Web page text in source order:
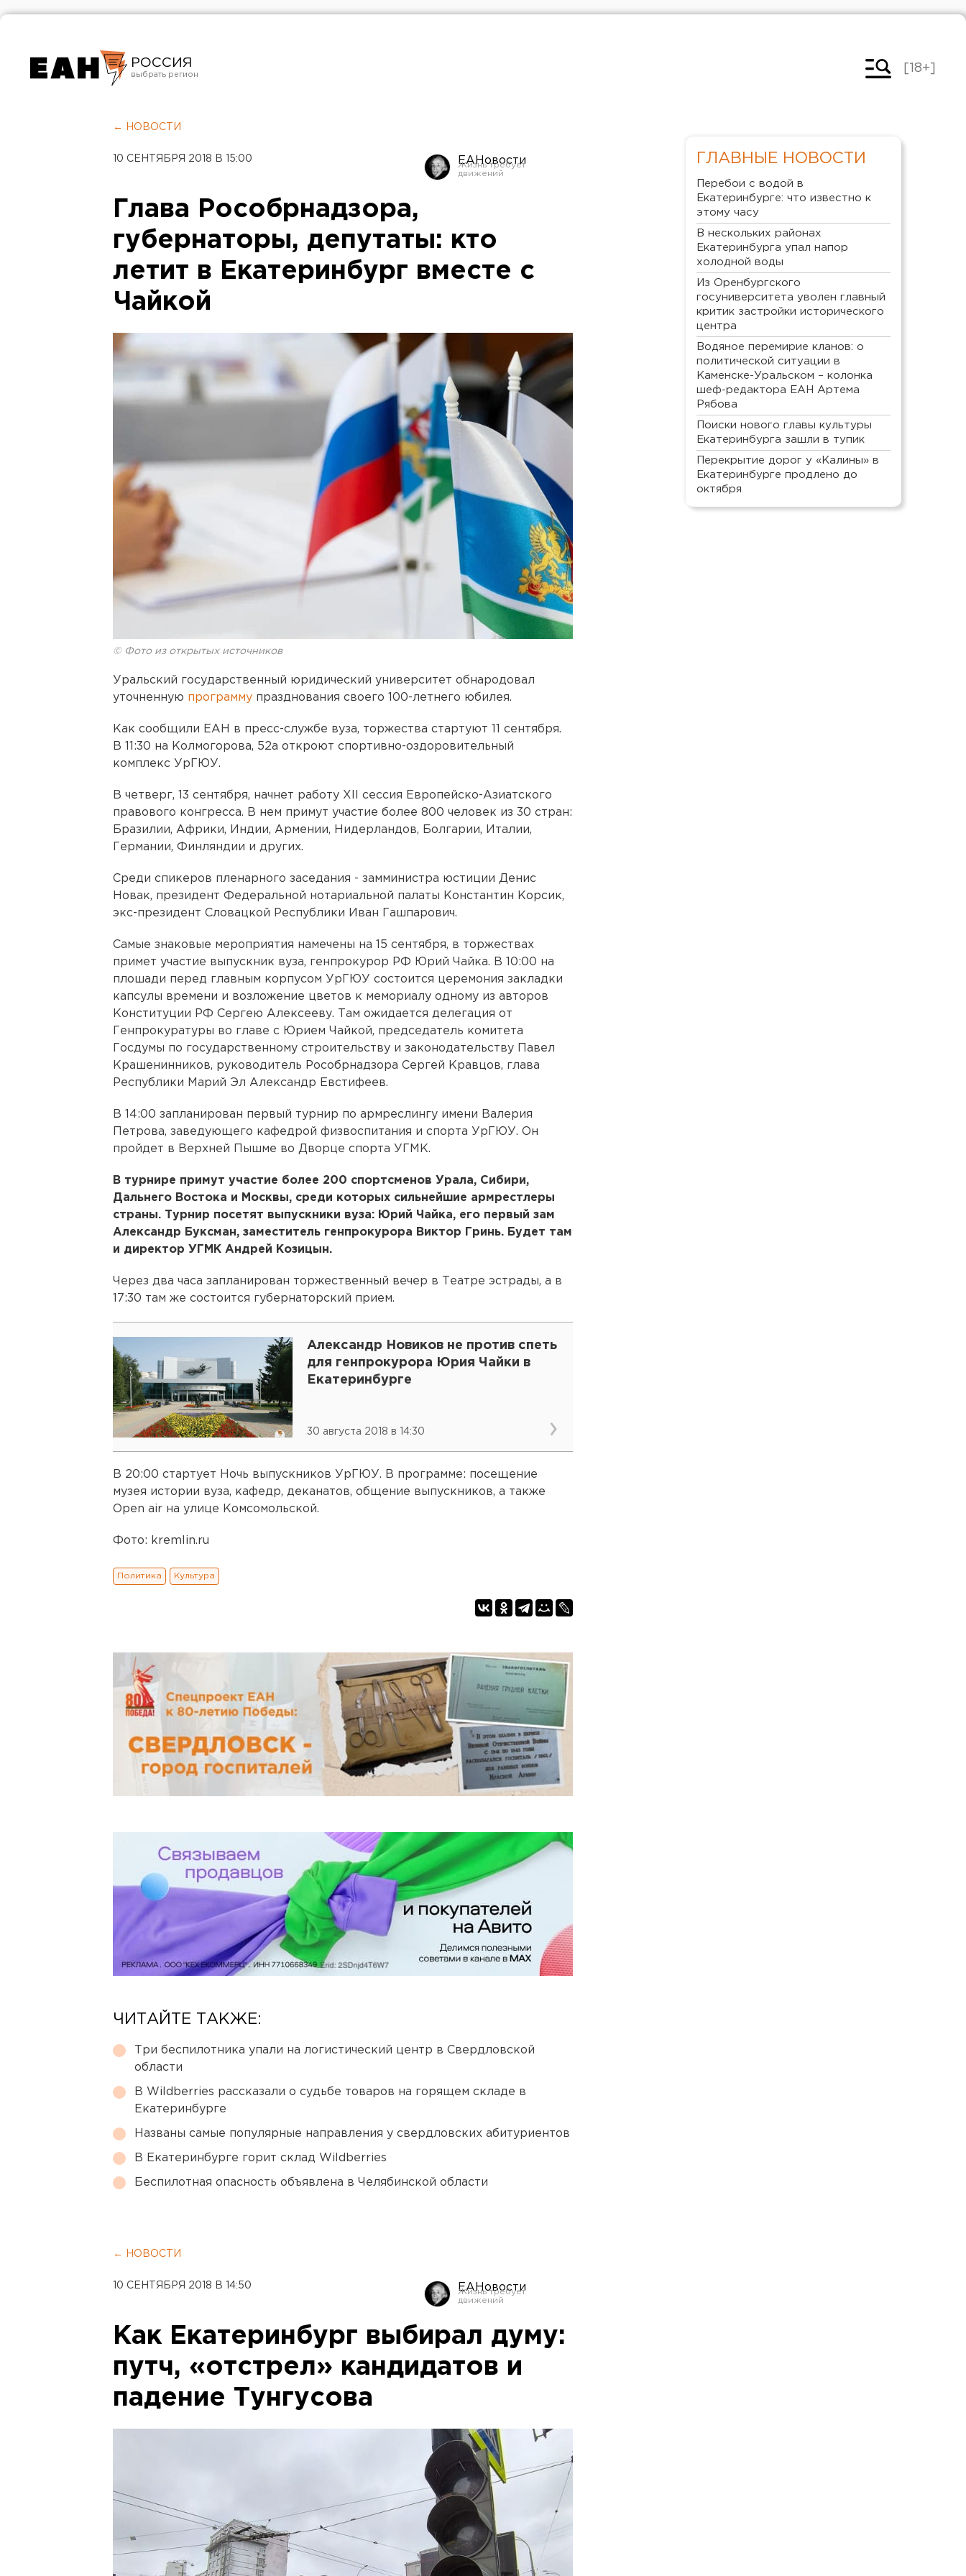
РОССИЯ
Челябинск
[18+]
← НОВОСТИ
10 СЕНТЯБРЯ 2018 В 15:00 ЕАНовости
Глава Рособрнадзора,
губернаторы, депутаты: кто
летит в Екатеринбург вместе с
Чайкой
© Фото из открытых источников
Уральский государственный юридический университет обнародовал
уточненную программу празднования своего 100-летнего юбилея.
Как сообщили ЕАН в пресс-службе вуза, торжества стартуют 11 сентября.
В 11:30 на Колмогорова, 52а откроют спортивно-оздоровительный
комплекс УрГЮУ.
В четверг, 13 сентября, начнет работу XII сессия Европейско-Азиатского
правового конгресса. В нем примут участие более 800 человек из 30 стран:
Бразилии, Африки, Индии, Армении, Нидерландов, Болгарии, Италии,
Германии, Финляндии и других.
Среди спикеров пленарного заседания - замминистра юстиции Денис
Новак, президент Федеральной нотариальной палаты Константин Корсик,
экс-президент Словацкой Республики Иван Гашпарович.
Самые знаковые мероприятия намечены на 15 сентября, в торжествах
примет участие выпускник вуза, генпрокурор РФ Юрий Чайка. В 10:00 на
плошади перед главным корпусом УрГЮУ состоится церемония закладки
капсулы времени и возложение цветов к мемориалу одному из авторов
Конституции РФ Сергею Алексееву. Там ожидается делегация от
Генпрокуратуры во главе с Юрием Чайкой, председатель комитета
Госдумы по государственному строительству и законодательству Павел
Крашенинников, руководитель Рособрнадзора Сергей Кравцов, глава
Республики Марий Эл Александр Евстифеев.
В 14:00 запланирован первый турнир по армреслингу имени Валерия
Петрова, заведующего кафедрой физвоспитания и спорта УрГЮУ. Он
пройдет в Верхней Пышме во Дворце спорта УГМК.
В турнире примут участие более 200 спортсменов Урала, Сибири,
Дальнего Востока и Москвы, среди которых сильнейшие армрестлеры
страны. Турнир посетят выпускники вуза: Юрий Чайка, его первый зам
Александр Буксман, заместитель генпрокурора Виктор Гринь. Будет там
и директор УГМК Андрей Козицын.
Через два часа запланирован торжественный вечер в Театре эстрады, а в
17:30 там же состоится губернаторский прием.
Александр Новиков не против спеть
для генпрокурора Юрия Чайки в
Екатеринбурге
30 августа 2018 в 14:30
В 20:00 стартует Ночь выпускников УрГЮУ. В программе: посещение
музея истории вуза, кафедр, деканатов, общение выпускников, а также
Open аir на улице Комсомольской.
Фото: kremlin.ru
Политика Культура
ЧИТАЙТЕ ТАКЖЕ:
Три беспилотника упали на логистический центр в Свердловской
области
В Wildberries рассказали о судьбе товаров на горящем складе в
Екатеринбурге
Названы самые популярные направления у свердловских абитуриентов
В Екатеринбурге горит склад Wildberries
Беспилотная опасность объявлена в Челябинской области
← НОВОСТИ
10 СЕНТЯБРЯ 2018 В 14:50 ЕАНовости
Как Екатеринбург выбирал думу:
путч, «отстрел» кандидатов и
падение Тунгусова
ГЛАВНЫЕ НОВОСТИ
Перебои с водой в
Екатеринбурге: что известно к
этому часу
В нескольких районах
Екатеринбурга упал напор
холодной воды
Из Оренбургского
госуниверситета уволен главный
критик застройки исторического
центра
Водяное перемирие кланов: о
политической ситуации в
Каменске-Уральском – колонка
шеф-редактора ЕАН Артема
Рябова
Поиски нового главы культуры
Екатеринбурга зашли в тупик
Перекрытие дорог у «Калины» в
Екатеринбурге продлено до
октября